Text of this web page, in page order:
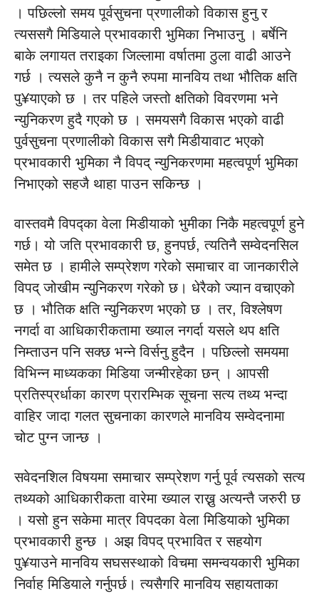
। पछिल्लो समय पूर्वसुचना प्रणालीको विकास हुनु र
त्यससगै मिडियाले प्रभावकारी भुमिका निभाउनु । बर्षेनि
बाके लगायत तराइका जिल्लामा वर्षातमा ठुला वाढी आउने
गर्छ । त्यसले कुनै न कुनै रुपमा मानविय तथा भौतिक क्षति
पु¥याएको छ । तर पहिले जस्तो क्षतिको विवरणमा भने
न्युनिकरण हुदै गएको छ । समयसगै विकास भएको वाढी
पुर्वसुचना प्रणालीको विकास सगै मिडीयावाट भएको
प्रभावकारी भुमिका नै विपद् न्युनिकरणमा महत्वपूर्ण भुमिका
निभाएको सहजै थाहा पाउन सकिन्छ ।
वास्तवमै विपद्का वेला मिडीयाको भुमीका निकै महत्वपूर्ण हुने
गर्छ। यो जति प्रभावकारी छ, हुनपर्छ, त्यतिनै सम्वेदनसिल
समेत छ । हामीले सम्प्रेशण गरेको समाचार वा जानकारीले
विपद् जोखीम न्युनिकरण गरेको छ। धेरैको ज्यान वचाएको
छ । भौतिक क्षति न्युनिकरण भएको छ । तर, विश्लेषण
नगर्दा वा आधिकारीकतामा ख्याल नगर्दा यसले थप क्षति
निम्ताउन पनि सक्छ भन्ने विर्सनु हुदैन । पछिल्लो समयमा
विभिन्न माध्यकका मिडिया जन्मीरहेका छन् । आपसी
प्रतिस्प्रर्धाका कारण प्रारम्भिक सूचना सत्य तथ्य भन्दा
वाहिर जादा गलत सुचनाका कारणले मानविय सम्वेदनामा
चोट पुग्न जान्छ ।
सवेदनशिल विषयमा समाचार सम्प्रेशण गर्नु पूर्व त्यसको सत्य
तथ्यको आधिकारीकता वारेमा ख्याल राख्नु अत्यन्तै जरुरी छ
। यसो हुन सकेमा मात्र विपदका वेला मिडियाको भुमिका
प्रभावकारी हुन्छ । अझ विपद् प्रभावित र सहयोग
पु¥याउने मानविय सघसस्थाको विचमा समन्वयकारी भुमिका
निर्वाह मिडियाले गर्नुपर्छ। त्यसैगरि मानविय सहायताका